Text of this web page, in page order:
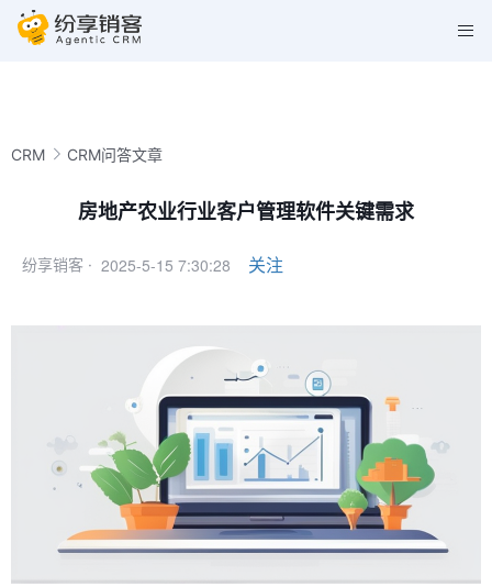
CRM CRM问答文章
房地产农业行业客户管理软件关键需求
纷享销客 · 2025-5-15 7:30:28 关注